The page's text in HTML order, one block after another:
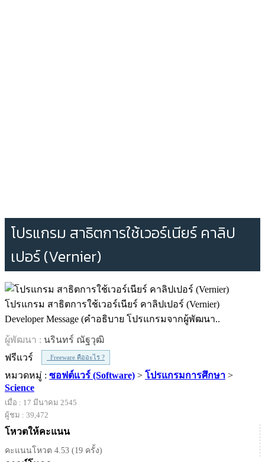
โปรแกรม สาธิตการใช้เวอร์เนียร์ คาลิป
เปอร์ (Vernier)
โปรแกรม สาธิตการใช้เวอร์เนียร์ คาลิปเปอร์ (Vernier)
Developer Message (คำอธิบาย โปรแกรมจากผู้พัฒนา..
ผู้พัฒนา : นรินทร์ ณัฐวุฒิ
ฟรีแวร์
Freeware คืออะไร ?
หมวดหมู่ : ซอฟต์แวร์ (Software) > โปรแกรมการศึกษา >
Science
เมื่อ : 17 มีนาคม 2545
ผู้ชม : 39,472
โหวตให้คะแนน
คะแนนโหวต 4.53 (19 ครั้ง)